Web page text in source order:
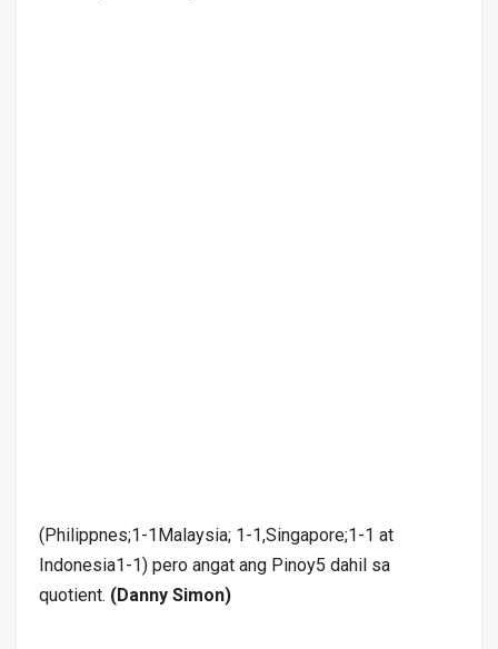
(Philippnes;1-1Malaysia; 1-1,Singapore;1-1 at
Indonesia1-1) pero angat ang Pinoy5 dahil sa
quotient. (Danny Simon)